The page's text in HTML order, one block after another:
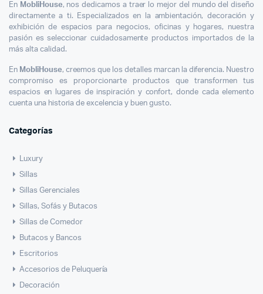
En MobliHouse, nos dedicamos a traer lo mejor del mundo del diseño
directamente a ti. Especializados en la ambientación, decoración y
exhibición de espacios para negocios, oficinas y hogares, nuestra
pasión es seleccionar cuidadosamente productos importados de la
más alta calidad.
En MobliHouse, creemos que los detalles marcan la diferencia. Nuestro
compromiso es proporcionarte productos que transformen tus
espacios en lugares de inspiración y confort, donde cada elemento
cuenta una historia de excelencia y buen gusto.
Categorías
Luxury
Sillas
Sillas Gerenciales
Sillas, Sofás y Butacos
Sillas de Comedor
Butacos y Bancos
Escritorios
Accesorios de Peluquería
Decoración